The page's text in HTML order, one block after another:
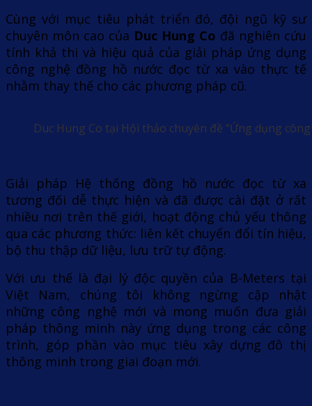
Cùng với mục tiêu phát triển đó, đội ngũ kỹ sư
chuyên môn cao của Duc Hung Co đã nghiên cứu
tính khả thi và hiệu quả của giải pháp ứng dụng
công nghệ đồng hồ nước đọc từ xa vào thực tế
nhằm thay thế cho các phương pháp cũ.
Duc Hung Co tại Hội thảo chuyên đề “Ứng dụng
Giải pháp Hệ thống đồng hồ nước đọc từ xa
tương đối dễ thực hiện và đã được cài đặt ở rất
nhiều nơi trên thế giới, hoạt động chủ yếu thông
qua các phương thức: liên kết chuyển đổi tín hiệu,
bộ thu thập dữ liệu, lưu trữ tự động.
Với ưu thế là đại lý độc quyền của B-Meters tại
Việt Nam, chúng tôi không ngừng cập nhật
những công nghệ mới và mong muốn đưa giải
pháp thông minh này ứng dụng trong các công
trình, góp phần vào mục tiêu xây dựng đô thị
thông minh trong giai đoạn mới.